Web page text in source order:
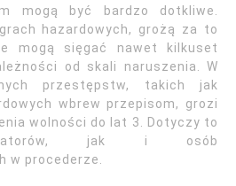
mogą być bardzo dotkliwe.
hazardowych, grożą za to
mogą sięgać nawet kilkuset
od skali naruszenia. W
przestępstw, takich jak
wbrew przepisom, grozi
wolności do lat 3. Dotyczy to
jak i osób
w procederze.